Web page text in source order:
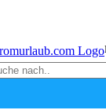
& Tipps